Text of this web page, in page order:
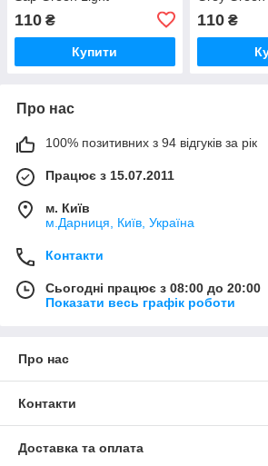
110 ₴
Купити
110₴
Про нас
100% позитивних з 94 відгуків за рік
Працює з 15.07.2011
м. Київ
м.Дарниця, Київ, Україна
Контакти
Сьогодні працює з 08:00 до 20:00
Показати весь графік роботи
Про нас
Контакти
Доставка та оплата